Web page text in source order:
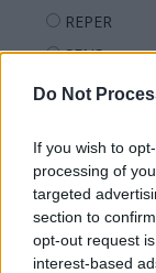
Do Not
If you wish to
processing of
targeted
section to
opt-out request
interest-based
REPER
SENS
SOS
PACE (Peia)
Acțiunea
PDF
PUSL (D.